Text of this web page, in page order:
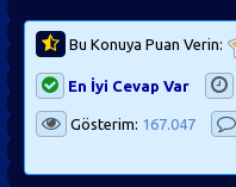
Bu Konuya Puan Verin:
En İyi Cevap Var
Gösterim: 167.047